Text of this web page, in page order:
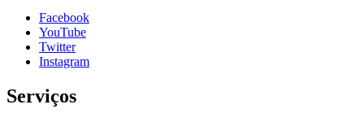
Facebook
YouTube
Twitter
Instagram
Serviços